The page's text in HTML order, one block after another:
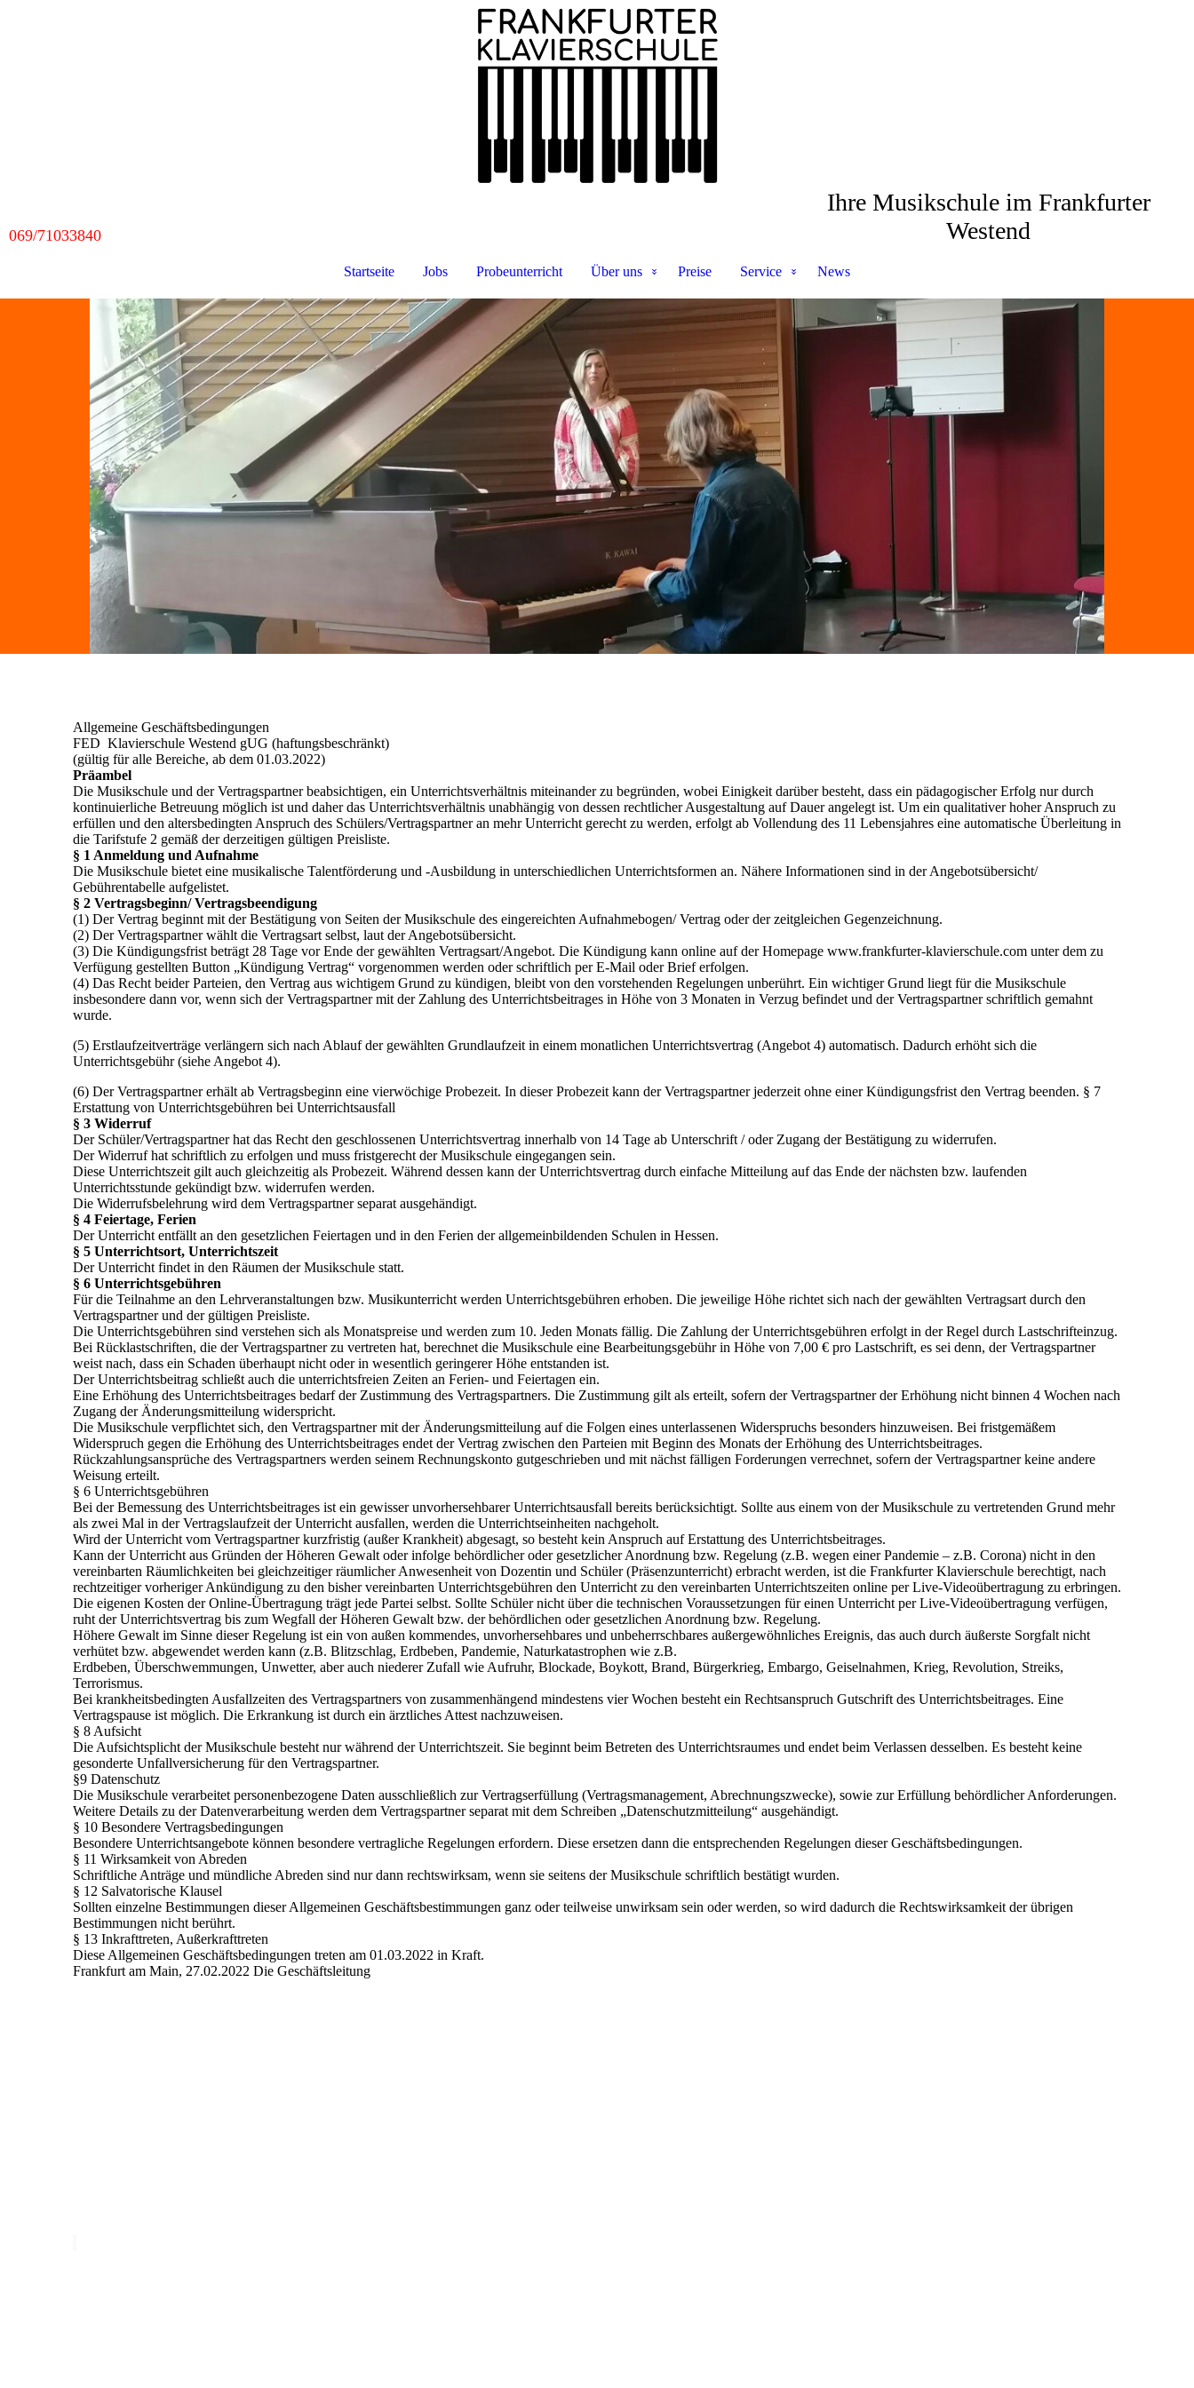
069/71033840
Ihre Musikschule im Frankfurter
Westend
Startseite Jobs Probeunterricht Über uns Preise Service News
Allgemeine Geschäftsbedingungen
FED Klavierschule Westend gUG (haftungsbeschränkt)
(gültig für alle Bereiche, ab dem 01.03.2022)
Präambel
Die Musikschule und der Vertragspartner beabsichtigen, ein Unterrichtsverhältnis miteinander zu begründen, wobei Einigkeit darüber besteht, dass ein pädagogischer Erfolg nur durch
kontinuierliche Betreuung möglich ist und daher das Unterrichtsverhältnis unabhängig von dessen rechtlicher Ausgestaltung auf Dauer angelegt ist. Um ein qualitativer hoher Anspruch zu
erfüllen und den altersbedingten Anspruch des Schülers/Vertragspartner an mehr Unterricht gerecht zu werden, erfolgt ab Vollendung des 11 Lebensjahres eine automatische Überleitung in
die Tarifstufe 2 gemäß der derzeitigen gültigen Preisliste.
§ 1 Anmeldung und Aufnahme
Die Musikschule bietet eine musikalische Talentförderung und -Ausbildung in unterschiedlichen Unterrichtsformen an. Nähere Informationen sind in der Angebotsübersicht/
Gebührentabelle aufgelistet.
§ 2 Vertragsbeginn/ Vertragsbeendigung
(1) Der Vertrag beginnt mit der Bestätigung von Seiten der Musikschule des eingereichten Aufnahmebogen/ Vertrag oder der zeitgleichen Gegenzeichnung.
(2) Der Vertragspartner wählt die Vertragsart selbst, laut der Angebotsübersicht.
(3) Die Kündigungsfrist beträgt 28 Tage vor Ende der gewählten Vertragsart/Angebot. Die Kündigung kann online auf der Homepage www.frankfurter-klavierschule.com unter dem zu
Verfügung gestellten Button „Kündigung Vertrag“ vorgenommen werden oder schriftlich per E-Mail oder Brief erfolgen.
(4) Das Recht beider Parteien, den Vertrag aus wichtigem Grund zu kündigen, bleibt von den vorstehenden Regelungen unberührt. Ein wichtiger Grund liegt für die Musikschule
insbesondere dann vor, wenn sich der Vertragspartner mit der Zahlung des Unterrichtsbeitrages in Höhe von 3 Monaten in Verzug befindet und der Vertragspartner schriftlich gemahnt
wurde.
(5) Erstlaufzeitverträge verlängern sich nach Ablauf der gewählten Grundlaufzeit in einem monatlichen Unterrichtsvertrag (Angebot 4) automatisch. Dadurch erhöht sich die
Unterrichtsgebühr (siehe Angebot 4).
(6) Der Vertragspartner erhält ab Vertragsbeginn eine vierwöchige Probezeit. In dieser Probezeit kann der Vertragspartner jederzeit ohne einer Kündigungsfrist den Vertrag beenden. § 7
Erstattung von Unterrichtsgebühren bei Unterrichtsausfall
§ 3 Widerruf
Der Schüler/Vertragspartner hat das Recht den geschlossenen Unterrichtsvertrag innerhalb von 14 Tage ab Unterschrift / oder Zugang der Bestätigung zu widerrufen.
Der Widerruf hat schriftlich zu erfolgen und muss fristgerecht der Musikschule eingegangen sein.
Diese Unterrichtszeit gilt auch gleichzeitig als Probezeit. Während dessen kann der Unterrichtsvertrag durch einfache Mitteilung auf das Ende der nächsten bzw. laufenden
Unterrichtsstunde gekündigt bzw. widerrufen werden.
Die Widerrufsbelehrung wird dem Vertragspartner separat ausgehändigt.
§ 4 Feiertage, Ferien
Der Unterricht entfällt an den gesetzlichen Feiertagen und in den Ferien der allgemeinbildenden Schulen in Hessen.
§ 5 Unterrichtsort, Unterrichtszeit
Der Unterricht findet in den Räumen der Musikschule statt.
§ 6 Unterrichtsgebühren
Für die Teilnahme an den Lehrveranstaltungen bzw. Musikunterricht werden Unterrichtsgebühren erhoben. Die jeweilige Höhe richtet sich nach der gewählten Vertragsart durch den
Vertragspartner und der gültigen Preisliste.
Die Unterrichtsgebühren sind verstehen sich als Monatspreise und werden zum 10. Jeden Monats fällig. Die Zahlung der Unterrichtsgebühren erfolgt in der Regel durch Lastschrifteinzug.
Bei Rücklastschriften, die der Vertragspartner zu vertreten hat, berechnet die Musikschule eine Bearbeitungsgebühr in Höhe von 7,00 € pro Lastschrift, es sei denn, der Vertragspartner
weist nach, dass ein Schaden überhaupt nicht oder in wesentlich geringerer Höhe entstanden ist.
Der Unterrichtsbeitrag schließt auch die unterrichtsfreien Zeiten an Ferien- und Feiertagen ein.
Eine Erhöhung des Unterrichtsbeitrages bedarf der Zustimmung des Vertragspartners. Die Zustimmung gilt als erteilt, sofern der Vertragspartner der Erhöhung nicht binnen 4 Wochen nach
Zugang der Änderungsmitteilung widerspricht.
Die Musikschule verpflichtet sich, den Vertragspartner mit der Änderungsmitteilung auf die Folgen eines unterlassenen Widerspruchs besonders hinzuweisen. Bei fristgemäßem
Widerspruch gegen die Erhöhung des Unterrichtsbeitrages endet der Vertrag zwischen den Parteien mit Beginn des Monats der Erhöhung des Unterrichtsbeitrages.
Rückzahlungsansprüche des Vertragspartners werden seinem Rechnungskonto gutgeschrieben und mit nächst fälligen Forderungen verrechnet, sofern der Vertragspartner keine andere
Weisung erteilt.
§ 6 Unterrichtsgebühren
Bei der Bemessung des Unterrichtsbeitrages ist ein gewisser unvorhersehbarer Unterrichtsausfall bereits berücksichtigt. Sollte aus einem von der Musikschule zu vertretenden Grund mehr
als zwei Mal in der Vertragslaufzeit der Unterricht ausfallen, werden die Unterrichtseinheiten nachgeholt.
Wird der Unterricht vom Vertragspartner kurzfristig (außer Krankheit) abgesagt, so besteht kein Anspruch auf Erstattung des Unterrichtsbeitrages.
Kann der Unterricht aus Gründen der Höheren Gewalt oder infolge behördlicher oder gesetzlicher Anordnung bzw. Regelung (z.B. wegen einer Pandemie – z.B. Corona) nicht in den
vereinbarten Räumlichkeiten bei gleichzeitiger räumlicher Anwesenheit von Dozentin und Schüler (Präsenzunterricht) erbracht werden, ist die Frankfurter Klavierschule berechtigt, nach
rechtzeitiger vorheriger Ankündigung zu den bisher vereinbarten Unterrichtsgebühren den Unterricht zu den vereinbarten Unterrichtszeiten online per Live-Videoübertragung zu erbringen.
Die eigenen Kosten der Online-Übertragung trägt jede Partei selbst. Sollte Schüler nicht über die technischen Voraussetzungen für einen Unterricht per Live-Videoübertragung verfügen,
ruht der Unterrichtsvertrag bis zum Wegfall der Höheren Gewalt bzw. der behördlichen oder gesetzlichen Anordnung bzw. Regelung.
Höhere Gewalt im Sinne dieser Regelung ist ein von außen kommendes, unvorhersehbares und unbeherrschbares außergewöhnliches Ereignis, das auch durch äußerste Sorgfalt nicht
verhütet bzw. abgewendet werden kann (z.B. Blitzschlag, Erdbeben, Pandemie, Naturkatastrophen wie z.B.
Erdbeben, Überschwemmungen, Unwetter, aber auch niederer Zufall wie Aufruhr, Blockade, Boykott, Brand, Bürgerkrieg, Embargo, Geiselnahmen, Krieg, Revolution, Streiks,
Terrorismus.
Bei krankheitsbedingten Ausfallzeiten des Vertragspartners von zusammenhängend mindestens vier Wochen besteht ein Rechtsanspruch Gutschrift des Unterrichtsbeitrages. Eine
Vertragspause ist möglich. Die Erkrankung ist durch ein ärztliches Attest nachzuweisen.
§ 8 Aufsicht
Die Aufsichtsplicht der Musikschule besteht nur während der Unterrichtszeit. Sie beginnt beim Betreten des Unterrichtsraumes und endet beim Verlassen desselben. Es besteht keine
gesonderte Unfallversicherung für den Vertragspartner.
§9 Datenschutz
Die Musikschule verarbeitet personenbezogene Daten ausschließlich zur Vertragserfüllung (Vertragsmanagement, Abrechnungszwecke), sowie zur Erfüllung behördlicher Anforderungen.
Weitere Details zu der Datenverarbeitung werden dem Vertragspartner separat mit dem Schreiben „Datenschutzmitteilung“ ausgehändigt.
§ 10 Besondere Vertragsbedingungen
Besondere Unterrichtsangebote können besondere vertragliche Regelungen erfordern. Diese ersetzen dann die entsprechenden Regelungen dieser Geschäftsbedingungen.
§ 11 Wirksamkeit von Abreden
Schriftliche Anträge und mündliche Abreden sind nur dann rechtswirksam, wenn sie seitens der Musikschule schriftlich bestätigt wurden.
§ 12 Salvatorische Klausel
Sollten einzelne Bestimmungen dieser Allgemeinen Geschäftsbestimmungen ganz oder teilweise unwirksam sein oder werden, so wird dadurch die Rechtswirksamkeit der übrigen
Bestimmungen nicht berührt.
§ 13 Inkrafttreten, Außerkrafttreten
Diese Allgemeinen Geschäftsbedingungen treten am 01.03.2022 in Kraft.
Frankfurt am Main, 27.02.2022 Die Geschäftsleitung